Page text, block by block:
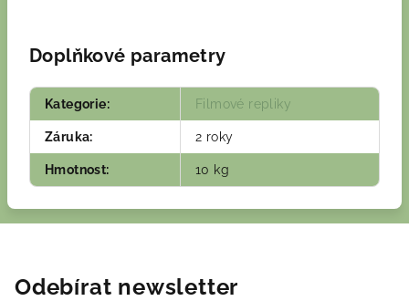
Doplňkové parametry
Kategorie: Filmové repliky
Záruka: 2 roky
Hmotnost: 10 kg
Odebírat newsletter